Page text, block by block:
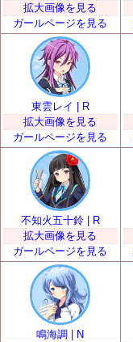
拡大画像を見る
ガールページを見る
東雲レイ | R
拡大画像を見る
ガールページを見る
不知火五十鈴 | R
拡大画像を見る
ガールページを見る
鳴海調 | N